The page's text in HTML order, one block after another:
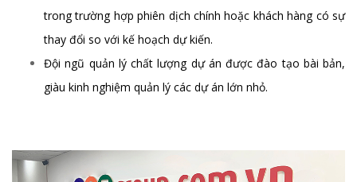
trong trường hợp phiên dịch chính hoặc khách hàng có sự
thay đổi so với kế hoạch dự kiến.
Đội ngũ quản lý chất lượng dự án được đào tạo bài bản,
giàu kinh nghiệm quản lý các dự án lớn nhỏ.